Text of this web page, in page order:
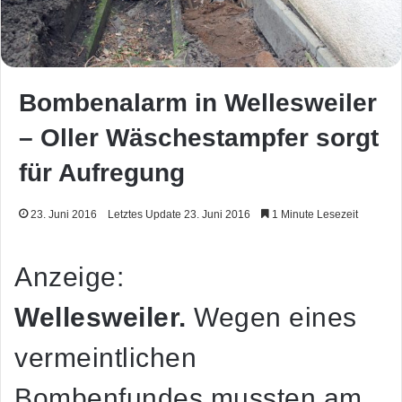
Bombenalarm in Wellesweiler
– Oller Wäschestampfer sorgt
für Aufregung
23. Juni 2016 Letztes Update 23. Juni 2016 1 Minute Lesezeit
Anzeige:
Wellesweiler. Wegen eines
vermeintlichen